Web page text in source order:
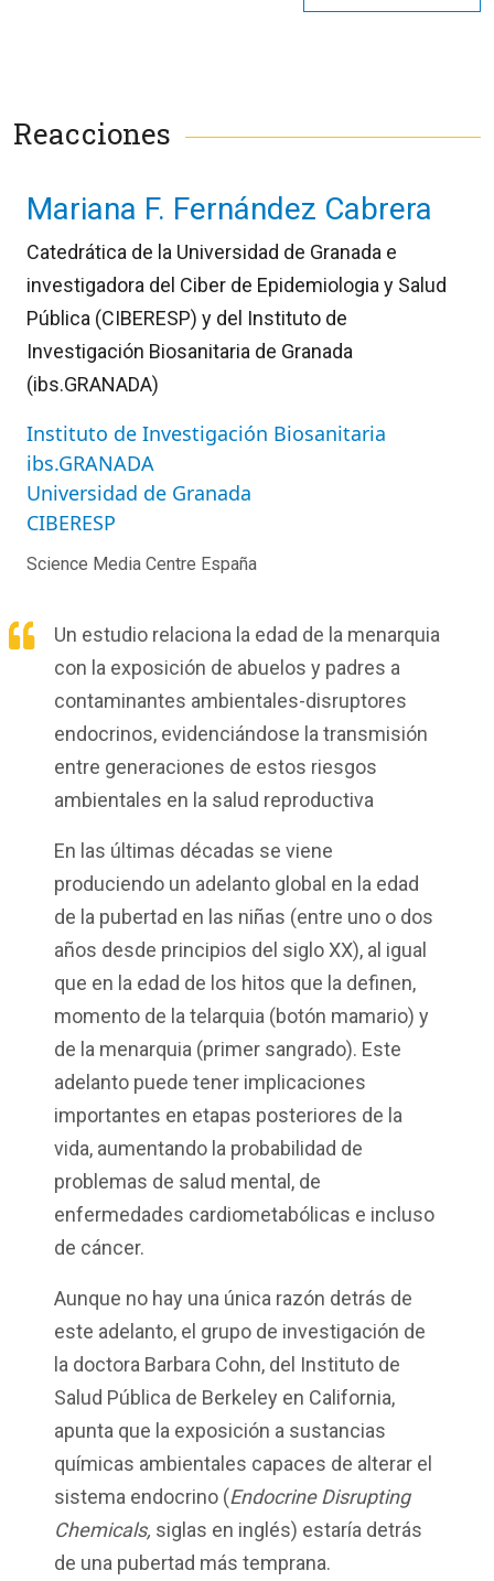
Reacciones
Mariana F. Fernández Cabrera
Catedrática de la Universidad de Granada e
investigadora del Ciber de Epidemiologia y Salud
Pública (CIBERESP) y del Instituto de
Investigación Biosanitaria de Granada
(ibs.GRANADA)
Instituto de Investigación Biosanitaria
ibs.GRANADA
Universidad de Granada
CIBERESP
Science Media Centre España
Un estudio relaciona la edad de la menarquia
con la exposición de abuelos y padres a
contaminantes ambientales-disruptores
endocrinos, evidenciándose la transmisión
entre generaciones de estos riesgos
ambientales en la salud reproductiva
En las últimas décadas se viene
produciendo un adelanto global en la edad
de la pubertad en las niñas (entre uno o dos
años desde principios del siglo XX), al igual
que en la edad de los hitos que la definen,
momento de la telarquia (botón mamario) y
de la menarquia (primer sangrado). Este
adelanto puede tener implicaciones
importantes en etapas posteriores de la
vida, aumentando la probabilidad de
problemas de salud mental, de
enfermedades cardiometabólicas e incluso
de cáncer.
Aunque no hay una única razón detrás de
este adelanto, el grupo de investigación de
la doctora Barbara Cohn, del Instituto de
Salud Pública de Berkeley en California,
apunta que la exposición a sustancias
químicas ambientales capaces de alterar el
sistema endocrino (Endocrine Disrupting
Chemicals, siglas en inglés) estaría detrás
de una pubertad más temprana.